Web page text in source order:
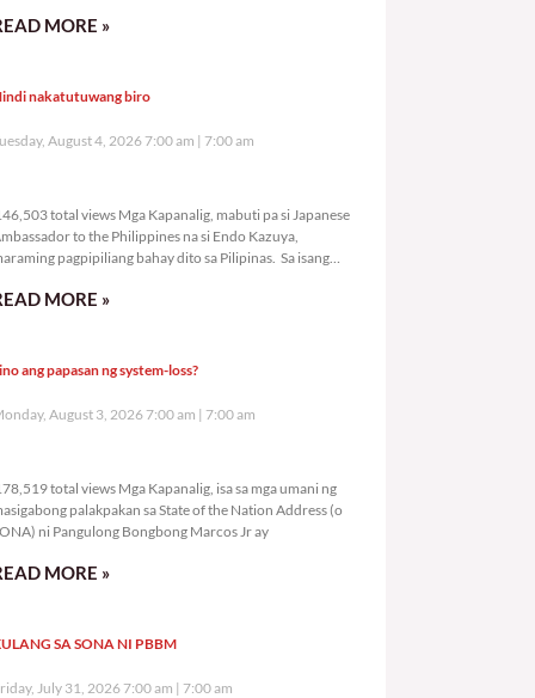
MORE »
nakatutuwang biro
August 4, 2026 7:00 am 7:00 am
total views Mga Kapanalig, mabuti pa si Japanese
to the Philippines na si Endo Kazuya,
pagpipiliang bahay dito sa Pilipinas. Sa isang
MORE »
ang papasan ng system-loss?
August 3, 2026 7:00 am 7:00 am
total views Mga Kapanalig, isa sa mga umani ng
palakpakan sa State of the Nation Address (o
ni Pangulong Bongbong Marcos Jr ay
MORE »
SA SONA NI PBBM
July 31, 2026 7:00 am 7:00 am